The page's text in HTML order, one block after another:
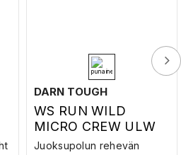
DARN TOUGH
WS RUN WILD
MICRO CREW ULW
W. CUSHION, PALM
Juoksupolun rehevän